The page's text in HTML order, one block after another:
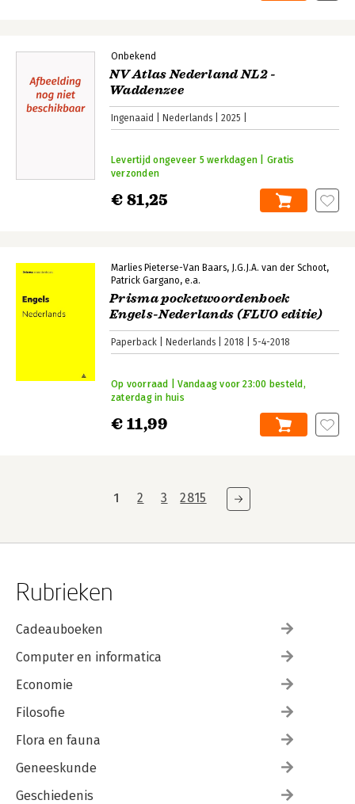
Onbekend
NV Atlas Nederland NL2 -
Waddenzee
Ingenaaid Nederlands 2025
€ 81,25
Levertijd ongeveer 5 werkdagen | Gratis
verzonden
Marlies Pieterse-Van Baars J.G.J.A. van der Schoot
Patrick Gargano e.a.
Prisma pocketwoordenboek
Engels-Nederlands (FLUO editie)
Paperback Nederlands 2018 5-4-2018
€ 11,99
Op voorraad | Vandaag voor 23:00 besteld,
zaterdag in huis
1 2 3 2815
Rubrieken
Cadeauboeken
Computer en informatica
Economie
Filosofie
Flora en fauna
Geneeskunde
Geschiedenis